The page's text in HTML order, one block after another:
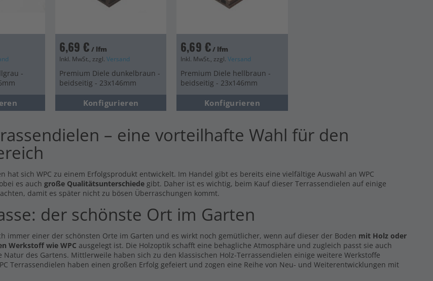
-
6,69 € / lfm
Inkl. MwSt., zzgl. Versand
Premium Diele dunkelbraun -
beidseitig - 23x146mm
Konfigurieren
6,69 €/ lfm
Inkl. MwSt., zzgl.Versand
Premium Diele hellbraun -
beidseitig - 23x146mm
Konfigurieren
– eine vorteilhafte Wahl für den
hat sich WPC zu einem Erfolgsprodukt entwickelt. Im Handel gibt es bereits eine vielfältige Auswahl an WPC
es auch große Qualitätsunterschiede gibt. Daher ist es wichtig, beim Kauf dieser Terrassendielen auf einige
damit es später nicht zu bösen Überraschungen kommt.
der schönste Ort im Garten
immer einer der schönsten Orte im Garten und es wirkt noch gemütlicher, wenn auf dieser der Boden mit Holz oder
Werkstoff wie WPC ausgelegt ist. Die Holzoptik schafft eine behagliche Atmosphäre und zugleich passt sie auch
Natur des Gartens. Mittlerweile haben sich zu den klassischen Holz-Terrassendielen einige weitere Werkstoffe
Terrassendielen haben einen großen Erfolg gefeiert und zogen eine Reihe von Neu- und Weiterentwicklungen mit
-
Breitdiele Premium XL
dunkelbraun - beidseitig -
25x250mm
13,19 €